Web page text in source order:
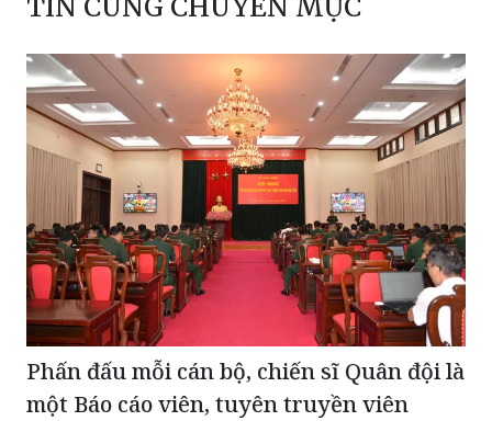
TIN CÙNG CHUYÊN MỤC
Phấn đấu mỗi cán bộ, chiến sĩ Quân đội là
một Báo cáo viên, tuyên truyền viên